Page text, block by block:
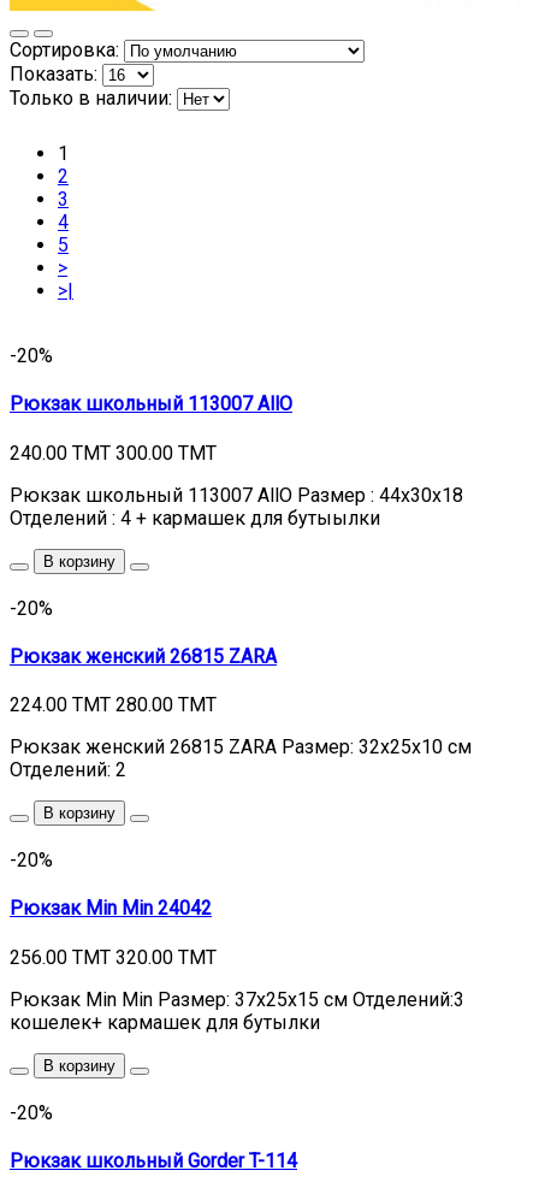
Сортировка:
Показать:
Только в наличии:
1
2
3
4
5
>
>|
-20%
Рюкзак школьный 113007 AllO
240.00 TMT 300.00 TMT
Рюкзак школьный 113007 AllO Размер : 44х30х18
Отделений : 4 + кармашек для бутыылки
В корзину
-20%
Рюкзак женский 26815 ZARA
224.00 TMT 280.00 TMT
Рюкзак женский 26815 ZARA Размер: 32х25х10 см
Отделений: 2
В корзину
-20%
Рюкзак Min Min 24042
256.00 TMT 320.00 TMT
Рюкзак Min Min Размер: 37х25х15 см Отделений:3
кошелек+ кармашек для бутылки
В корзину
-20%
Рюкзак школьный Gorder T-114